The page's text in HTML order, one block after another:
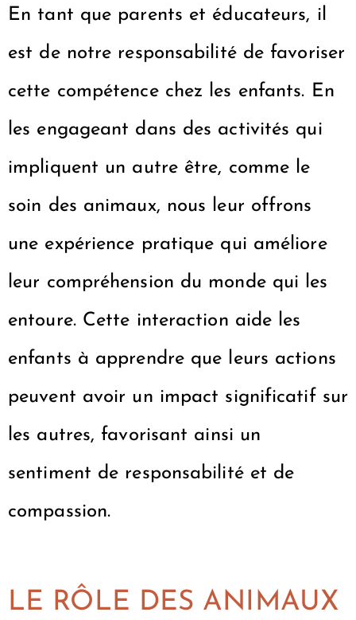
En tant que parents et éducateurs, il
est de notre responsabilité de favoriser
cette compétence chez les enfants. En
les engageant dans des activités qui
impliquent un autre être, comme le
soin des animaux, nous leur offrons
une expérience pratique qui améliore
leur compréhension du monde qui les
entoure. Cette interaction aide les
enfants à apprendre que leurs actions
peuvent avoir un impact significatif sur
les autres, favorisant ainsi un
sentiment de responsabilité et de
compassion.
LE RÔLE DES ANIMAUX